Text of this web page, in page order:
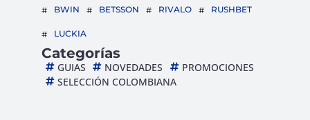
BWIN BETSSON RIVALO RUSHBET
LUCKIA
Categorías
GUIAS NOVEDADES
PROMOCIONES
SELECCIÓN COLOMBIANA